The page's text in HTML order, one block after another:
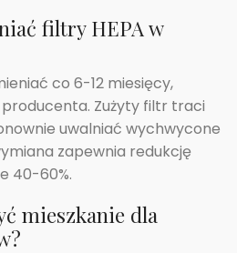
filtry HEPA w
co 6-12 miesięcy,
Zużyty filtr traci
uwalniać wychwycone
zapewnia redukcję
40-60%.
mieszkanie dla